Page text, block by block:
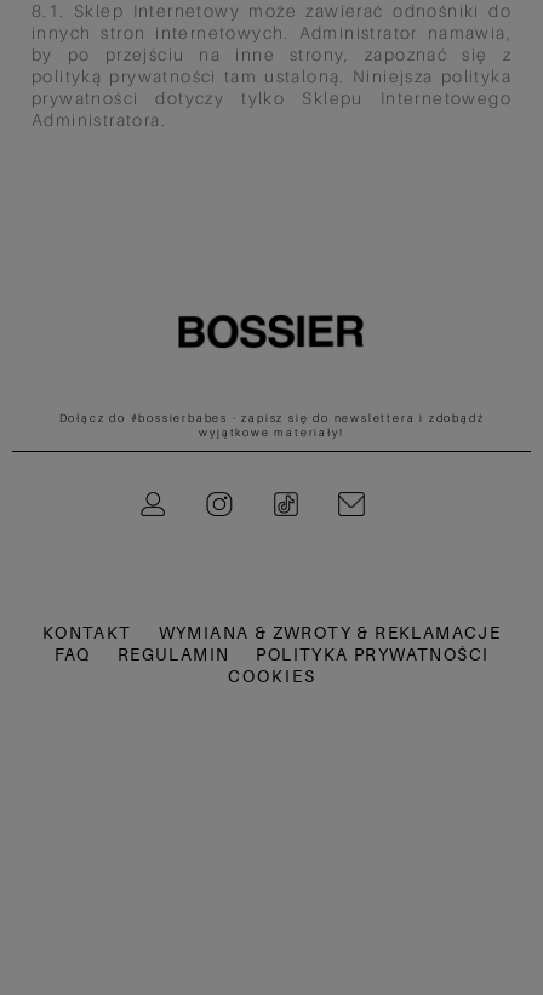
8.1. Sklep Internetowy może zawierać odnośniki do
innych stron internetowych. Administrator namawia,
by po przejściu na inne strony, zapoznać się z
polityką prywatności tam ustaloną. Niniejsza polityka
prywatności dotyczy tylko Sklepu Internetowego
Administratora.
Dołącz do #bossierbabes - zapisz się do newslettera i zdobądź
wyjątkowe materiały!
InstagramTikTok
KONTAKT
WYMIANA & ZWROTY & REKLAMACJE
FAQ
REGULAMIN
POLITYKA PRYWATNOŚCI
COOKIES